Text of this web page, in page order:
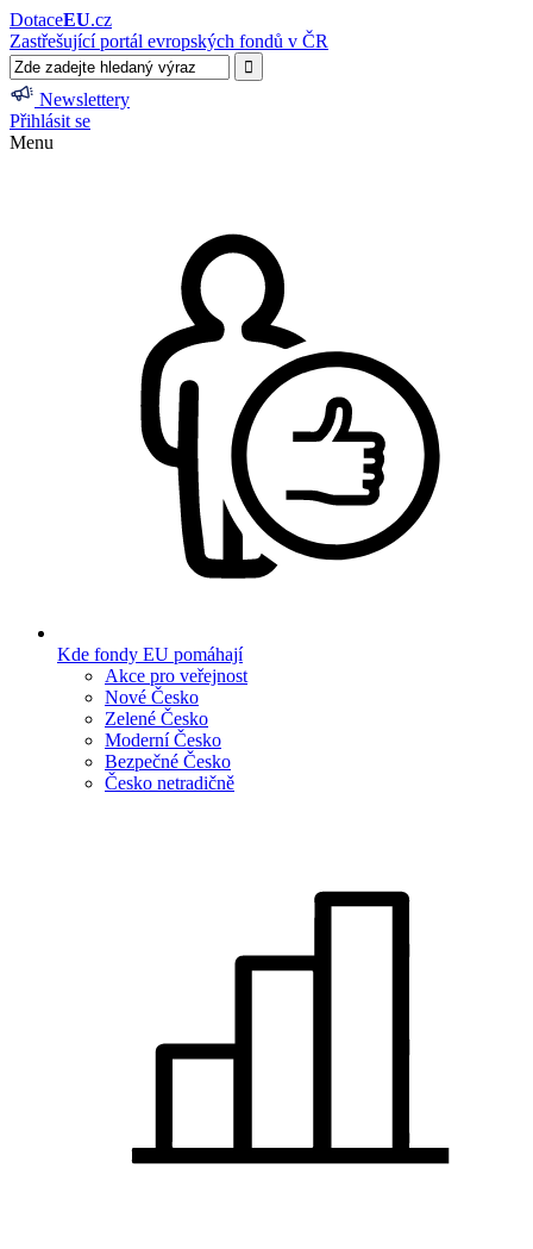
DotaceEU.cz
Zastřešující portál evropských fondů v ČR
Newslettery
Přihlásit se
Menu
Kde fondy EU pomáhají
Akce pro veřejnost
Nové Česko
Zelené Česko
Moderní Česko
Bezpečné Česko
Česko netradičně